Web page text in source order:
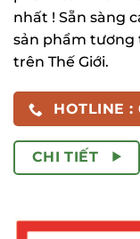
nhất ! Sẵn sàng
sản phẩm tương
trên Thế Giới.
HOTLINE :
CHI TIẾT